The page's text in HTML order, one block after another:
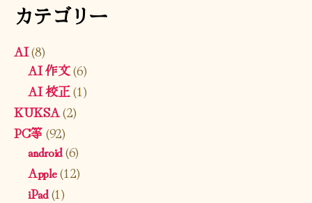
カテゴリー
AI(8)
AI 作文(6)
AI 校正(1)
KUKSA(2)
PC等(92)
android(6)
Apple(12)
iPad(1)